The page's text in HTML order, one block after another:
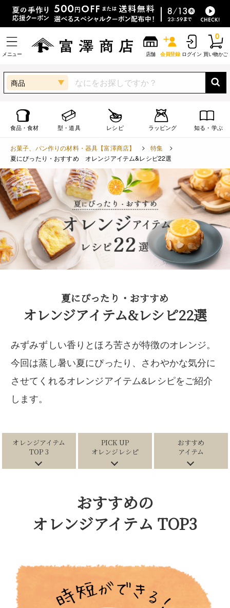
メニュー 店舗 会員登録 ログイン 買い物かご
0
商品
食品・食材 型・道具 レシピ ラッピング 知る・学ぶ
お菓子、パン作りの材料・器具【富澤商店】
特集
夏にぴったり・おすすめ オレンジアイテム&レシピ22選
夏にぴったり・おすすめ
オレンジアイテム&レシピ22選
みずみずしい香りとほろ苦さが特徴のオレンジ。
今回は蒸し暑い夏にぴったり、さわやかな気分に
させてくれるオレンジアイテム&レシピをご紹介
します。
オレンジアイテム
TOP 3
PICK UP
オレンジレシピ
おすすめ
アイテム
おすすめの
オレンジアイテム TOP3